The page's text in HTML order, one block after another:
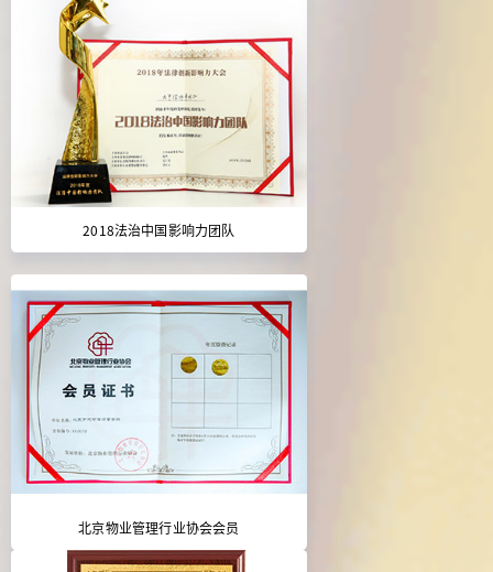
2018法治中国影响力团队
北京物业管理行业协会会员